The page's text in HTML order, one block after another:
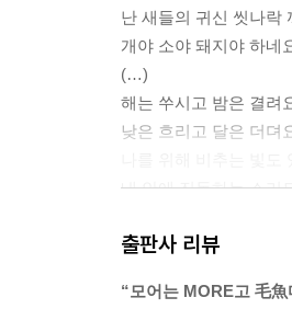
난 새들의 귀신 씻나락
개야 소야 돼지야 하네
(…)
해는 쑤시고 밤은 결려
낮은 흐리고 달은 더뎌
내 안에 진동하는 소리
나는 무엇일까요
출판사 리뷰
“모어는 MORE고 毛魚